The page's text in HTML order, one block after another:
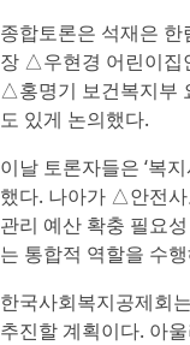
종합토론은 석재은
장 △우현경 어린이집
△홍명기 보건복지부
도 있게 논의했다.
이날 토론자들은 ‘복
했다. 나아가 △안전
관리 예산 확충 필요
는 통합적 역할을 수
한국사회복지공제회
추진할 계획이다. 아